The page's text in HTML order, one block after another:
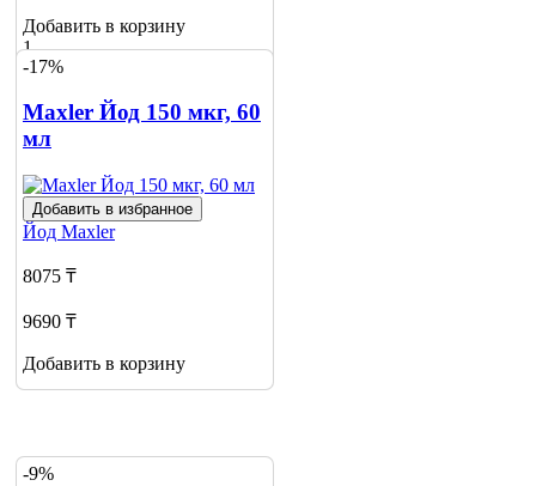
Добавить в корзину
1
-17%
Maxler Йод 150 мкг, 60
мл
Добавить в избранное
Йод Maxler
8075 ₸
9690 ₸
Добавить в корзину
-9%